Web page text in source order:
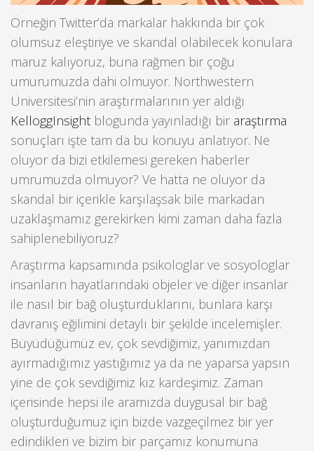
Örneğin Twitter’da markalar hakkında bir çok
olumsuz eleştiriye ve skandal olabilecek konulara
maruz kalıyoruz, buna rağmen bir çoğu
umurumuzda dahi olmuyor. Northwestern
Üniversitesi’nin araştırmalarının yer aldığı
KelloggInsight blogunda yayınladığı bir araştırma
sonuçları işte tam da bu konuyu anlatıyor. Ne
oluyor da bizi etkilemesi gereken haberler
umrumuzda olmuyor? Ve hatta ne oluyor da
skandal bir içerikle karşılaşsak bile markadan
uzaklaşmamız gerekirken kimi zaman daha fazla
sahiplenebiliyoruz?
Araştırma kapsamında psikologlar ve sosyologlar
insanların hayatlarındaki objeler ve diğer insanlar
ile nasıl bir bağ oluşturduklarını, bunlara karşı
davranış eğilimini detaylı bir şekilde incelemişler.
Büyüdüğümüz ev, çok sevdiğimiz, yanımızdan
ayırmadığımız yastığımız ya da ne yaparsa yapsın
yine de çok sevdiğimiz kız kardeşimiz. Zaman
içerisinde hepsi ile aramızda duygusal bir bağ
oluşturduğumuz için bizde vazgeçilmez bir yer
edindikleri ve bizim bir parçamız konumuna